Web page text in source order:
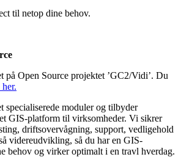
til netop dine behov.
på Open Source projektet ’GC2/Vidi’. Du
specialiserede moduler og tilbyder
GIS-platform til virksomheder. Vi sikrer
driftsovervågning, support, vedligehold
videreudvikling, så du har en GIS-
behov og virker optimalt i en travl hverdag.